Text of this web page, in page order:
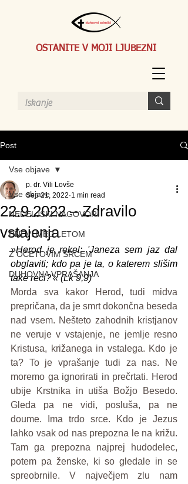
OSTANITE V MOJI LJUBEZNI
Post
Vse objave
NEDELJSKI NAGOVORI
DNEVI MED LETOM
Z OČETOVIM SRCEM
DUHOVNA VPRAŠANJA
Vse objave
22.9.2022 – Zdravilo
vstajenja
p. dr. Vili Lovše
Sep 21, 2022 1 min read
»Herod je rekel: 'Janeza sem jaz dal
obglaviti; kdo pa je ta, o katerem slišim
take reči?'« (Lk 9,9)
Morda sva kakor Herod, tudi midva
prepričana, da je smrt dokončna beseda
nad vsem. Nešteto zahodnih kristjanov
ne veruje v vstajenje, ne jemlje resno
Kristusa, križanega in vstalega. Kdo je
ta? To je vprašanje tudi za nas. Ne
moremo ga ignorirati in prečrtati. Herod
ubije Krstnika in utiša Božjo Besedo.
Gleda pa ne vidi, posluša, pa ne
doume. Ima trdo srce. Kdo je Jezus
lahko vsak od nas prepozna le na križu.
Tam ga prepozna najprej hudodelec,
potem pa ženske, ki so gledale in se
spreobrnile. V največjem zlu nam